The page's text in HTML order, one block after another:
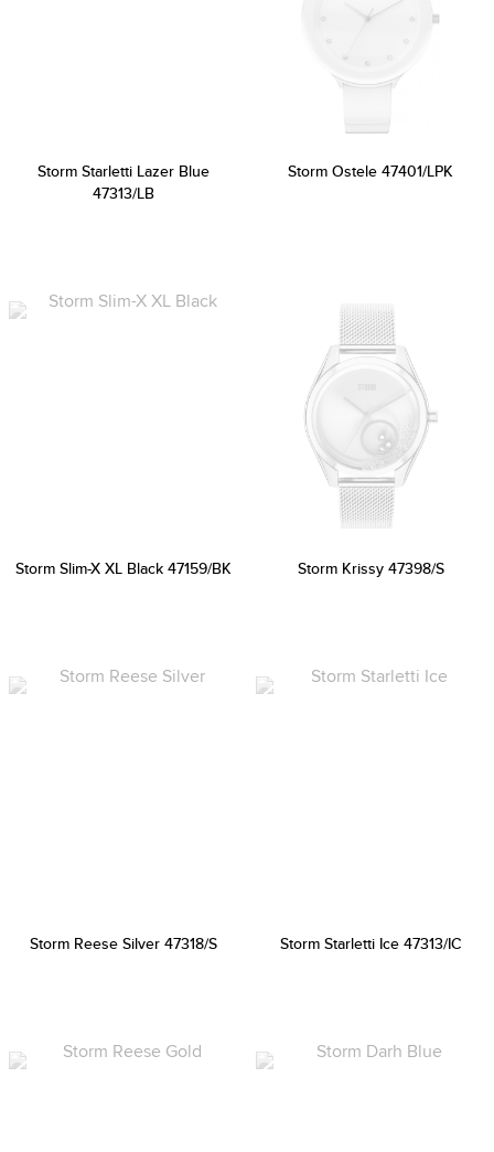
Storm Starletti Lazer Blue
47313/LB
Storm Ostele 47401/LPK
Storm Slim-X XL Black 47159/BK Storm Krissy 47398/S
Storm Reese Silver 47318/S Storm Starletti Ice 47313/IC